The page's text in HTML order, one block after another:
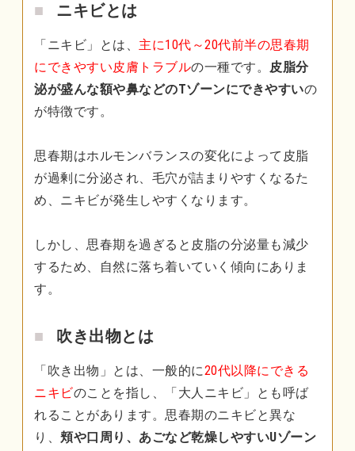
ニキビとは
「ニキビ」とは、 主に10代～20代前半の思春期
にできやすい皮膚トラブルの一種です。 皮脂分
泌が盛んな額や鼻などのTゾーンにできやすいの
が特徴です。
思春期はホルモンバランスの変化によって皮脂
が過剰に分泌され、毛穴が詰まりやすくなるた
め、ニキビが発生しやすくなります。
しかし、思春期を過ぎると皮脂の分泌量も減少
するため、自然に落ち着いていく傾向にありま
す。
吹き出物とは
「吹き出物」とは、一般的に20代以降にできる
ニキビのことを指し、「大人ニキビ」とも呼ば
れることがあります。思春期のニキビと異な
り、 頬や口周り、あごなど乾燥しやすいUゾーン